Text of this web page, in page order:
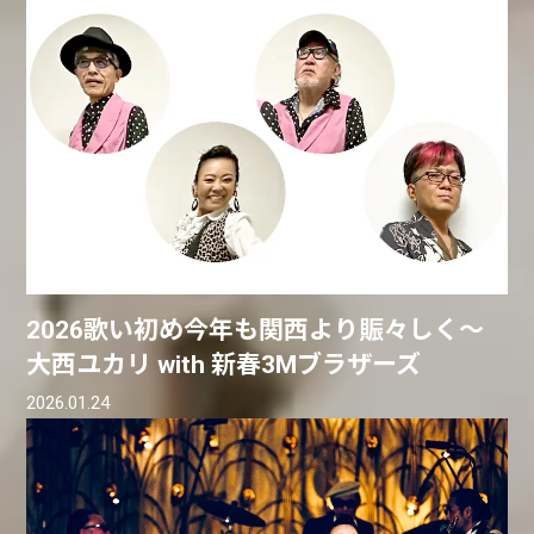
2026歌い初め今年も関西より賑々しく〜
大西ユカリ with 新春3Mブラザーズ
2026.01.24